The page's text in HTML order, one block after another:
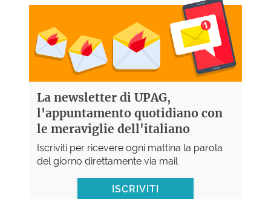
La newsletter di UPAG,
l'appuntamento quotidiano con
le meraviglie dell'italiano
Iscriviti per ricevere ogni mattina la parola
del giorno direttamente via mail
ISCRIVITI